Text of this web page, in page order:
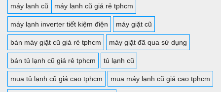
máy lạnh cũ máy lạnh cũ giá rẻ tphcm
máy lạnh inverter tiết kiệm điện máy giặt cũ
bán máy giặt cũ giá rẻ tphcm máy giặt đã qua sử dụng
bán tủ lạnh cũ giá rẻ tphcm tủ lạnh cũ
mua tủ lạnh cũ giá cao tphcm mua máy lạnh cũ giá cao tphcm